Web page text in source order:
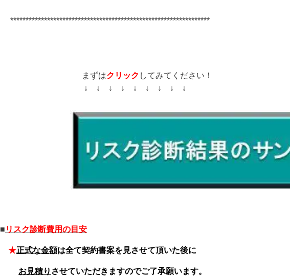
*****************************************************************
まずはクリック してみてください！
↓ ↓ ↓ ↓ ↓ ↓ ↓ ↓ ↓
■ リスク診断費用の目安
★正式な金額は全て契約書案を見させて頂いた後に
お見積り させていただきますのでご了承願います。